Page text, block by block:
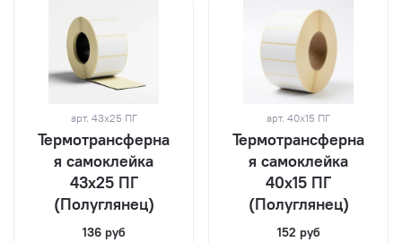
арт. 43х25 ПГ
Термотрансферна
я самоклейка
43х25 ПГ
(Полуглянец)
136 руб
арт. 40х15 ПГ
Термотрансферна
я самоклейка
40х15 ПГ
(Полуглянец)
152 руб